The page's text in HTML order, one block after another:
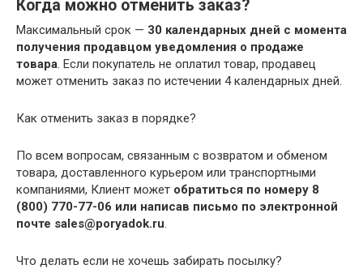
Когда можно отменить заказ?
Максимальный срок — 30 календарных дней с момента
получения продавцом уведомления о продаже
товара . Если покупатель не оплатил товар, продавец
может отменить заказ по истечении 4 календарных дней.
Как отменить заказ в порядке?
По всем вопросам, связанным с возвратом и обменом
товара, доставленного курьером или транспортными
компаниями, Клиент может обратиться по номеру 8
(800) 770-77-06 или написав письмо по электронной
почте sales@poryadok.ru
Что делать если не хочешь забирать посылку?